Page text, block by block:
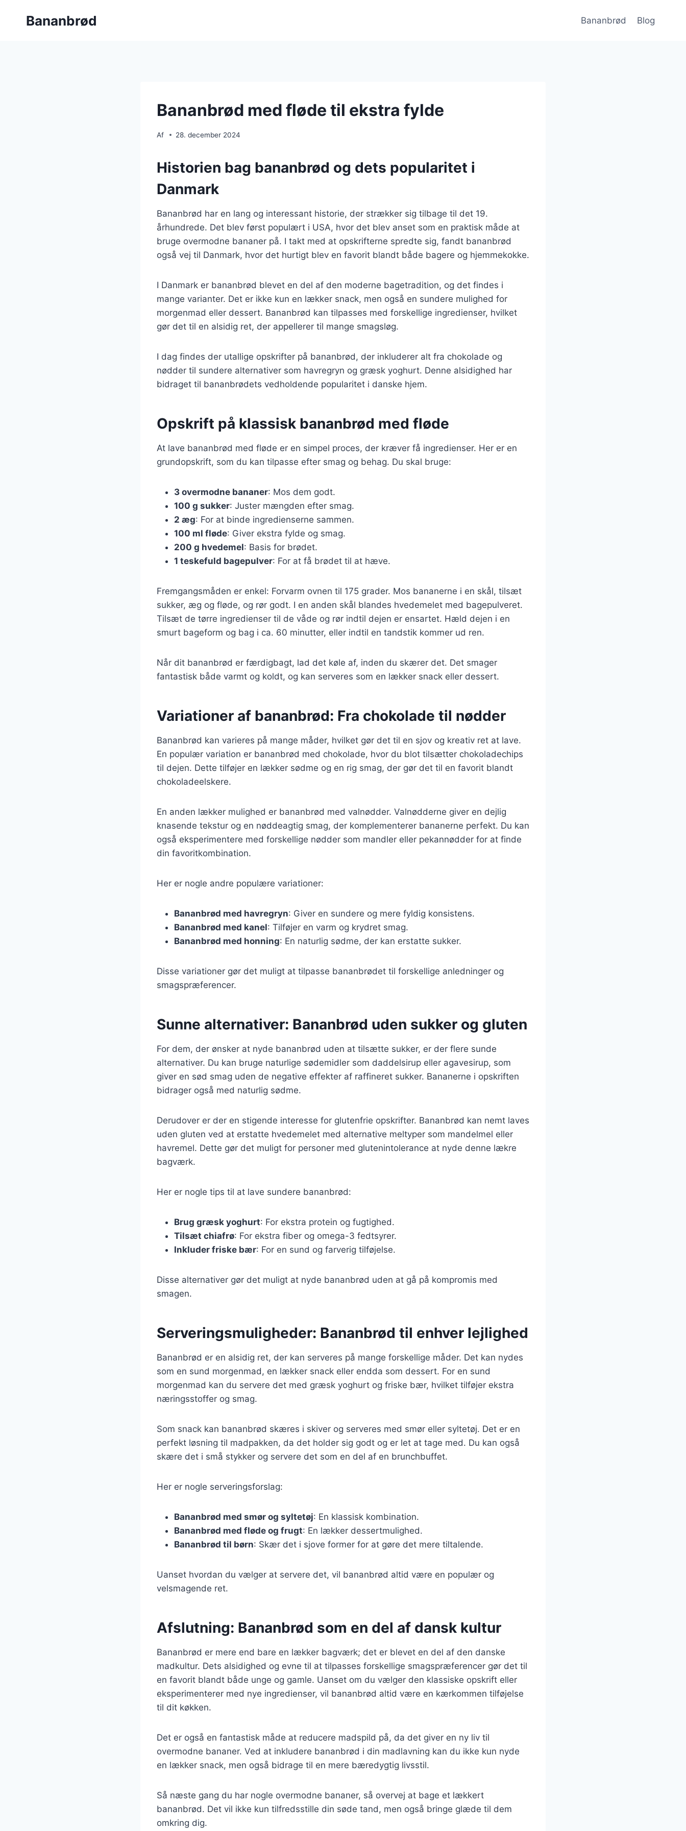
Bananbrød Bananbrød Blog
Bananbrød med fløde til ekstra fylde
Af 28. december 2024
Historien bag bananbrød og dets popularitet i
Danmark
Bananbrød har en lang og interessant historie, der strækker sig tilbage til det 19.
århundrede. Det blev først populært i USA, hvor det blev anset som en praktisk måde at
bruge overmodne bananer på. I takt med at opskrifterne spredte sig, fandt bananbrød
også vej til Danmark, hvor det hurtigt blev en favorit blandt både bagere og hjemmekokke.
I Danmark er bananbrød blevet en del af den moderne bagetradition, og det findes i
mange varianter. Det er ikke kun en lækker snack, men også en sundere mulighed for
morgenmad eller dessert. Bananbrød kan tilpasses med forskellige ingredienser, hvilket
gør det til en alsidig ret, der appellerer til mange smagsløg.
I dag findes der utallige opskrifter på bananbrød, der inkluderer alt fra chokolade og
nødder til sundere alternativer som havregryn og græsk yoghurt. Denne alsidighed har
bidraget til bananbrødets vedholdende popularitet i danske hjem.
Opskrift på klassisk bananbrød med fløde
At lave bananbrød med fløde er en simpel proces, der kræver få ingredienser. Her er en
grundopskrift, som du kan tilpasse efter smag og behag. Du skal bruge:
3 overmodne bananer: Mos dem godt.
100 g sukker: Juster mængden efter smag.
2 æg: For at binde ingredienserne sammen.
100 ml fløde: Giver ekstra fylde og smag.
200 g hvedemel: Basis for brødet.
1 teskefuld bagepulver: For at få brødet til at hæve.
Fremgangsmåden er enkel: Forvarm ovnen til 175 grader. Mos bananerne i en skål, tilsæt
sukker, æg og fløde, og rør godt. I en anden skål blandes hvedemelet med bagepulveret.
Tilsæt de tørre ingredienser til de våde og rør indtil dejen er ensartet. Hæld dejen i en
smurt bageform og bag i ca. 60 minutter, eller indtil en tandstik kommer ud ren.
Når dit bananbrød er færdigbagt, lad det køle af, inden du skærer det. Det smager
fantastisk både varmt og koldt, og kan serveres som en lækker snack eller dessert.
Variationer af bananbrød: Fra chokolade til nødder
Bananbrød kan varieres på mange måder, hvilket gør det til en sjov og kreativ ret at lave.
En populær variation er bananbrød med chokolade, hvor du blot tilsætter chokoladechips
til dejen. Dette tilføjer en lækker sødme og en rig smag, der gør det til en favorit blandt
chokoladeelskere.
En anden lækker mulighed er bananbrød med valnødder. Valnødderne giver en dejlig
knasende tekstur og en nøddeagtig smag, der komplementerer bananerne perfekt. Du kan
også eksperimentere med forskellige nødder som mandler eller pekannødder for at finde
din favoritkombination.
Her er nogle andre populære variationer:
Bananbrød med havregryn: Giver en sundere og mere fyldig konsistens.
Bananbrød med kanel: Tilføjer en varm og krydret smag.
Bananbrød med honning: En naturlig sødme, der kan erstatte sukker.
Disse variationer gør det muligt at tilpasse bananbrødet til forskellige anledninger og
smagspræferencer.
Sunne alternativer: Bananbrød uden sukker og gluten
For dem, der ønsker at nyde bananbrød uden at tilsætte sukker, er der flere sunde
alternativer. Du kan bruge naturlige sødemidler som daddelsirup eller agavesirup, som
giver en sød smag uden de negative effekter af raffineret sukker. Bananerne i opskriften
bidrager også med naturlig sødme.
Derudover er der en stigende interesse for glutenfrie opskrifter. Bananbrød kan nemt laves
uden gluten ved at erstatte hvedemelet med alternative meltyper som mandelmel eller
havremel. Dette gør det muligt for personer med glutenintolerance at nyde denne lækre
bagværk.
Her er nogle tips til at lave sundere bananbrød:
Brug græsk yoghurt: For ekstra protein og fugtighed.
Tilsæt chiafrø: For ekstra fiber og omega-3 fedtsyrer.
Inkluder friske bær: For en sund og farverig tilføjelse.
Disse alternativer gør det muligt at nyde bananbrød uden at gå på kompromis med
smagen.
Serveringsmuligheder: Bananbrød til enhver lejlighed
Bananbrød er en alsidig ret, der kan serveres på mange forskellige måder. Det kan nydes
som en sund morgenmad, en lækker snack eller endda som dessert. For en sund
morgenmad kan du servere det med græsk yoghurt og friske bær, hvilket tilføjer ekstra
næringsstoffer og smag.
Som snack kan bananbrød skæres i skiver og serveres med smør eller syltetøj. Det er en
perfekt løsning til madpakken, da det holder sig godt og er let at tage med. Du kan også
skære det i små stykker og servere det som en del af en brunchbuffet.
Her er nogle serveringsforslag:
Bananbrød med smør og syltetøj: En klassisk kombination.
Bananbrød med fløde og frugt: En lækker dessertmulighed.
Bananbrød til børn: Skær det i sjove former for at gøre det mere tiltalende.
Uanset hvordan du vælger at servere det, vil bananbrød altid være en populær og
velsmagende ret.
Afslutning: Bananbrød som en del af dansk kultur
Bananbrød er mere end bare en lækker bagværk; det er blevet en del af den danske
madkultur. Dets alsidighed og evne til at tilpasses forskellige smagspræferencer gør det til
en favorit blandt både unge og gamle. Uanset om du vælger den klassiske opskrift eller
eksperimenterer med nye ingredienser, vil bananbrød altid være en kærkommen tilføjelse
til dit køkken.
Det er også en fantastisk måde at reducere madspild på, da det giver en ny liv til
overmodne bananer. Ved at inkludere bananbrød i din madlavning kan du ikke kun nyde
en lækker snack, men også bidrage til en mere bæredygtig livsstil.
Så næste gang du har nogle overmodne bananer, så overvej at bage et lækkert
bananbrød. Det vil ikke kun tilfredsstille din søde tand, men også bringe glæde til dem
omkring dig.